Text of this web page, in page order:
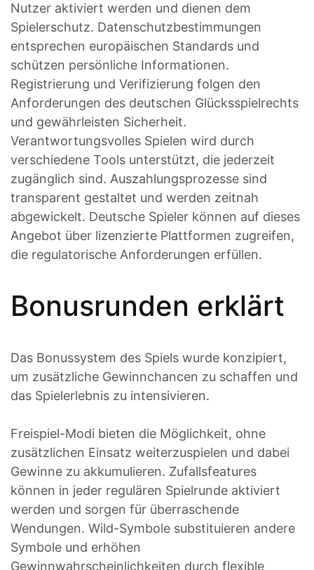
Nutzer aktiviert werden und dienen dem
Spielerschutz. Datenschutzbestimmungen
entsprechen europäischen Standards und
schützen persönliche Informationen.
Registrierung und Verifizierung folgen den
Anforderungen des deutschen Glücksspielrechts
und gewährleisten Sicherheit.
Verantwortungsvolles Spielen wird durch
verschiedene Tools unterstützt, die jederzeit
zugänglich sind. Auszahlungsprozesse sind
transparent gestaltet und werden zeitnah
abgewickelt. Deutsche Spieler können auf dieses
Angebot über lizenzierte Plattformen zugreifen,
die regulatorische Anforderungen erfüllen.
Bonusrunden erklärt
Das Bonussystem des Spiels wurde konzipiert,
um zusätzliche Gewinnchancen zu schaffen und
das Spielerlebnis zu intensivieren.
Freispiel-Modi bieten die Möglichkeit, ohne
zusätzlichen Einsatz weiterzuspielen und dabei
Gewinne zu akkumulieren. Zufallsfeatures
können in jeder regulären Spielrunde aktiviert
werden und sorgen für überraschende
Wendungen. Wild-Symbole substituieren andere
Symbole und erhöhen
Gewinnwahrscheinlichkeiten durch flexible